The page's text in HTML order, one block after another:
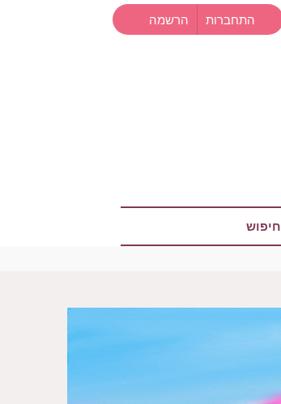
התחברות הרשמה
חיפוש